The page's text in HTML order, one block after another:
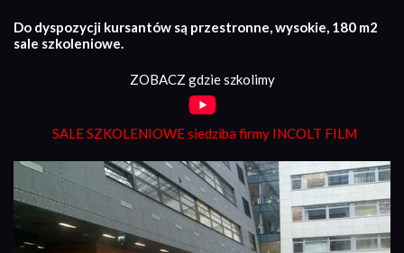
Do dyspozycji kursantów są przestronne, wysokie, 180 m2
sale szkoleniowe.
ZOBACZ gdzie szkolimy
SALE SZKOLENIOWE siedziba firmy INCOLT FILM